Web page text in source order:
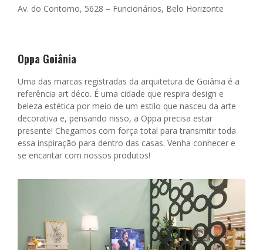
Av. do Contorno, 5628 – Funcionários, Belo Horizonte
Oppa Goiânia
Uma das marcas registradas da arquitetura de Goiânia é a
referência art déco. É uma cidade que respira design e
beleza estética por meio de um estilo que nasceu da arte
decorativa e, pensando nisso, a Oppa precisa estar
presente! Chegamos com força total para transmitir toda
essa inspiração para dentro das casas. Venha conhecer e
se encantar com nossos produtos!